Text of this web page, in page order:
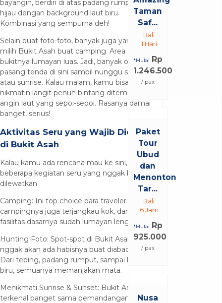
bayangin, berdiri di atas padang rumput
hijau dengan background laut biru.
Kombinasi yang sempurna deh!
Selain buat foto-foto, banyak juga yang
milih Bukit Asah buat camping. Area
bukitnya lumayan luas. Jadi, banyak orang
pasang tenda di sini sambil nunggu sunset
atau sunrise. Kalau malam, kamu bisa
nikmatin langit penuh bintang ditemani
angin laut yang sepoi-sepoi. Rasanya damai
banget, serius!
Aktivitas Seru yang Wajib Dicoba
di Bukit Asah
Kalau kamu ada rencana mau ke sini, nih
beberapa kegiatan seru yang nggak boleh
dilewatkan
Camping: Ini top choice para traveler. Tiket
campingnya juga terjangkau kok, dan
fasilitas dasarnya sudah lumayan lengkap.
Hunting Foto: Spot-spot di Bukit Asah
nggak akan ada habisnya buat diabadikan.
Dari tebing, padang rumput, sampai laut
biru, semuanya memanjakan mata.
Menikmati Sunrise & Sunset: Bukit Asah
terkenal banget sama pemandangan
Taman
Saf...
Bali
1 Hari
*Mulai Rp
1.246.500
/ pax
Paket
Tour
Ubud
dan
Menonton
Tar...
Bali
6 Jam
*Mulai Rp
925.000
/ pax
Nusa